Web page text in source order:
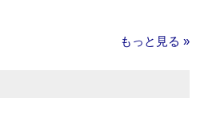
もっと見る »